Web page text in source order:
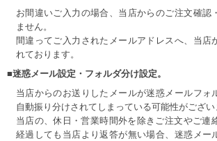
お間違いご入力の場合、当店からのご注文確認
ません。
間違ってご入力されたメールアドレスへ、当店
れております。
■迷惑メール設定・フォルダ分け設定。
当店からのお送りしたメールが迷惑メールフォ
自動振り分けされてしまっている可能性がござい
当店の、休日・営業時間外を除きご注文やご連
経過しても当店より返答が無い場合、迷惑メー